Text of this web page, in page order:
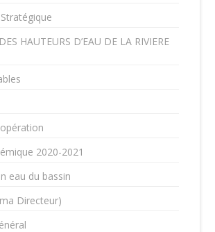
HAUTEURS D’EAU DE LA RIVIERE
2020-2021
eau du bassin
Directeur)